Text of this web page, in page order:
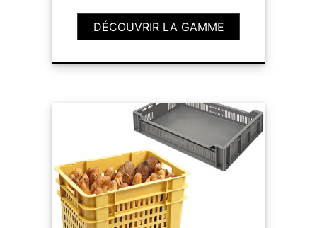
DÉCOUVRIR LA GAMME